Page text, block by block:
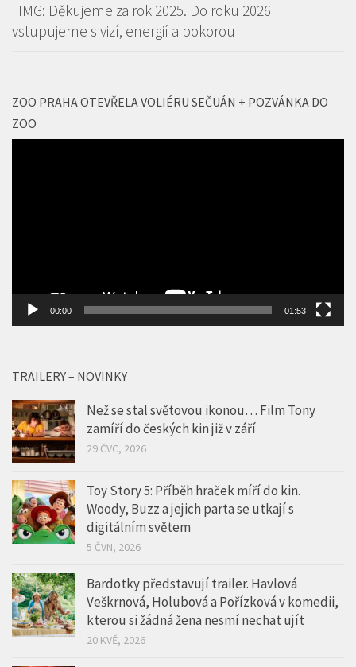
HMG: Děkujeme za rok 2025. Do roku 2026
vstupujeme s vizí, energií a pokorou
ZOO PRAHA OTEVŘELA VOLIÉRU SEČUÁN + POZVÁNKA DO
ZOO
00:00 01:53
TRAILERY – NOVINKY
Než se stal světovou ikonou… Film Tony
zamíří do českých kin již v září
29 ČVC, 2026
Toy Story 5: Příběh hraček míří do kin.
Woody, Buzz a jejich parta se utkají s
digitálním světem
5 ČVN, 2026
Bardotky představují trailer. Havlová
Veškrnová, Holubová a Pořízková v komedii,
kterou si žádná žena nesmí nechat ujít
20 KVĚ, 2026